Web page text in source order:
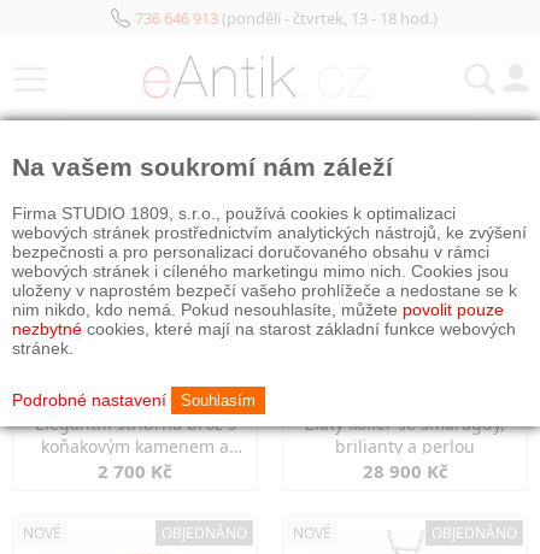
736 646 913(pondělí - čtvrtek, 13 - 18 hod.)
Elegantní stříbrná brož s
koňakovým kamenem a
markazity
2 700 Kč
Zlatý kolier se smaragdy,
brilianty a perlou
28 900 Kč
NOVÉ OBJEDNÁNO NOVÉ OBJEDNÁNO
Na vašem soukromí nám záleží
Firma STUDIO 1809, s.r.o., používá cookies k optimalizaci
webových stránek prostřednictvím analytických nástrojů, ke zvýšení
bezpečnosti a pro personalizaci doručovaného obsahu v rámci
webových stránek i cíleného marketingu mimo nich. Cookies jsou
uloženy v naprostém bezpečí vašeho prohlížeče a nedostane se k
nim nikdo, kdo nemá. Pokud nesouhlasíte, můžete povolit pouze
nezbytné cookies, které mají na starost základní funkce webových
stránek.
Podrobné nastavení Souhlasím